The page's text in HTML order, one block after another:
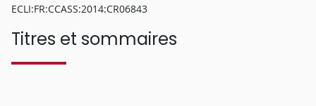
ECLI:FR:CCASS:2014:CR06843
Titres et sommaires